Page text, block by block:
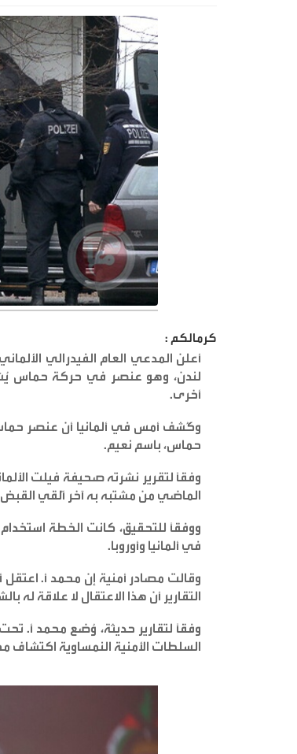
كرمالكم :
لندن، وهو عنصر في حركة حماس
أخرى.
وكُشف أمس في ألمانيا أن عنصر
حماس، باسم نعيم.
وفقًا لتقرير نشرته صحيفة فيلت
الماضي من مشتبه به آخر أُلقي القبض
ووفقًا للتحقيق، كانت الخطة
في ألمانيا وأوروبا.
وقالت مصادر أمنية إن محمد أ. اعتقل
التقارير أن هذا الاعتقال لا علاقة له
وفقًا لتقارير حديثة، وُضع محمد أ.
السلطات الأمنية النمساوية اكتشاف